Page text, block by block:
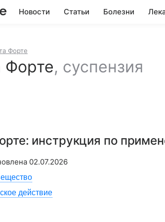
Новости Статьи Болезни
Форте
Форте, суспензия
: инструкция по
02.07.2026
действие